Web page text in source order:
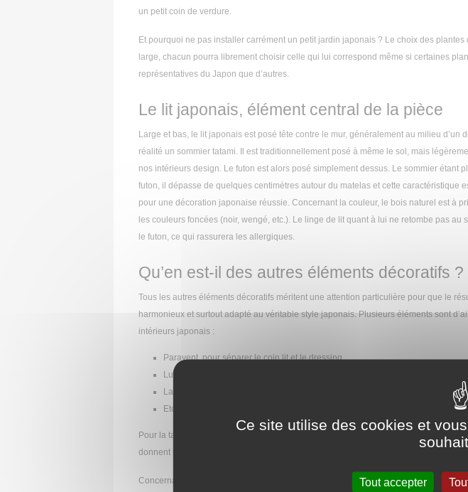
Ce site utilise des cookies et
Tout accepter
un petit coin de verdure.
Et pourquoi ne pas installer carrément un petit jardin japonais ? Le choix des plantes
large, chacun pourra librement choisir celle qui lui correspond même si certaines
représentatives du Japon que d’autres.
Le lit japonais, élément central de la pièce
Large et bas, le lit japonais est posé tête contre le mur, généralement au milieu d’un
réalité un sommier tatami. Il est traditionnellement posé à même le sol, mais
nos intérieurs design. Le futon est alors posé simplement dessus. Le sommier étant
futon, il dépasse de quelques centimètres autour du matelas et cette caractéristique
pour une décoration japonaise réussie. Concernant la couleur, le bois naturel est à
les couleurs foncées (noir, wengé, etc.). Le linge de lit quant à lui ne retombe pas au
le futon, ce qui rassurera les allergiques.
Qu’en est-il des autres éléments décoratifs ?
Tous les autres éléments décoratifs méritent une attention particulière pour que le
harmonieux et surtout adapté au véritable style japonais. Plusieurs éléments sont
intérieurs japonais :
Paravent, pour séparer le coin lit et le dressing
Lustre boule japonaise en papier
Lanternes de chevet
Etc.
Pour la table de chevet et l’armoire, choisissez des modèles épurés et évitez les
donnent l’impression que la pièce est encombrée alors qu’on recherche l’effet
Concernant les couleurs, on constate que les teintes sobres dominent. Les murs sont